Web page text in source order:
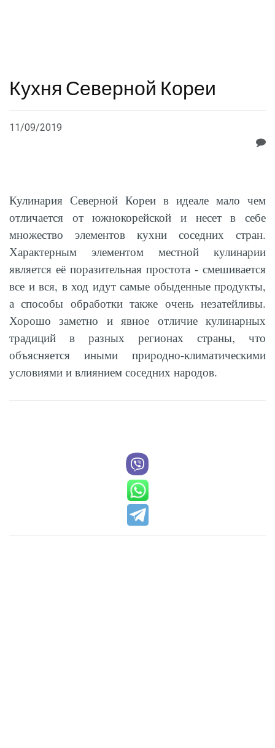
Кухня Северной Кореи
11/09/2019
Кулинария Северной Кореи в идеале мало чем
отличается от южнокорейской и несет в себе
множество элементов кухни соседних стран.
Характерным элементом местной кулинарии
является её поразительная простота - смешивается
все и вся, в ход идут самые обыденные продукты,
а способы обработки также очень незатейливы.
Хорошо заметно и явное отличие кулинарных
традиций в разных регионах страны, что
объясняется иными природно-климатическими
условиями и влиянием соседних народов.